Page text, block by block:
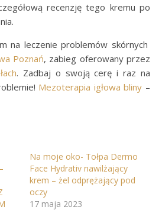
recenzję tego kremu po
na leczenie problemów skórnych
Poznań, zabieg oferowany przez
. Zadbaj o swoją cerę i raz na
Mezoterapia igłowa bliny –
Na moje oko- Tołpa Dermo
Face Hydrativ nawilżający
krem – żel odprężający pod
oczy
17 maja 2023